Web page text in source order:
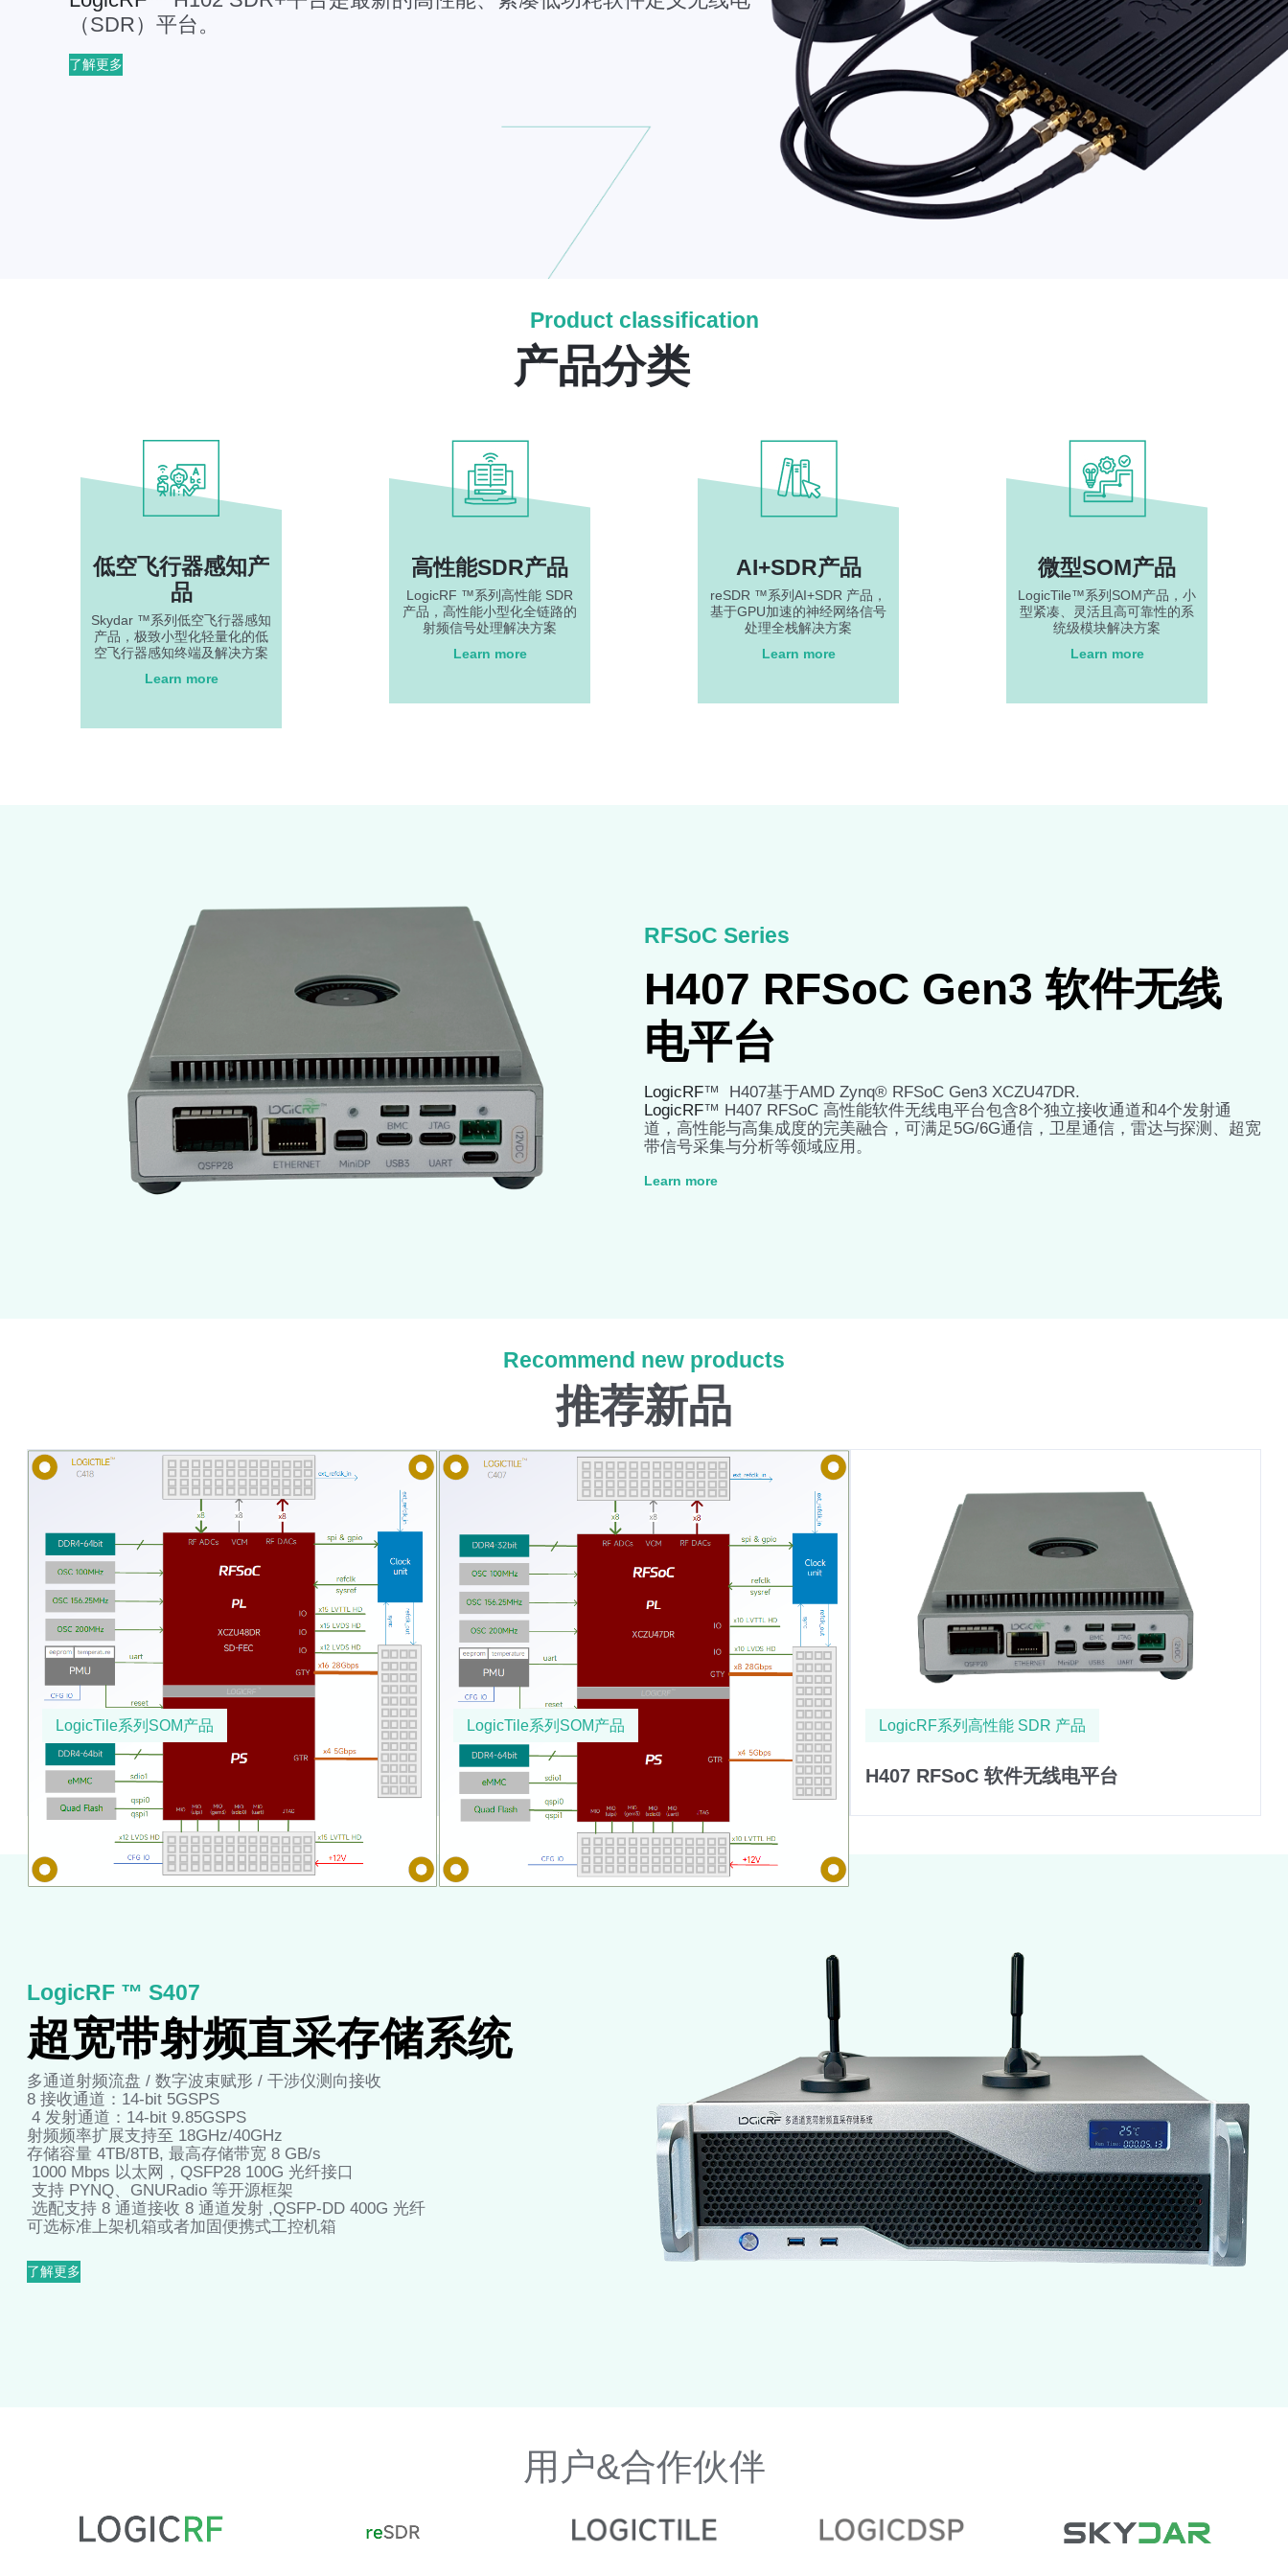
（SDR）平台。
了解更多
Product classification
产品分类
低空飞行器感知产
品
Skydar ™系列低空飞行器感知
产品，极致小型化轻量化的低
空飞行器感知终端及解决方案
Learn more
高性能SDR产品
LogicRF ™系列高性能 SDR
产品，高性能小型化全链路的
射频信号处理解决方案
Learn more
AI+SDR产品
reSDR ™系列AI+SDR 产品，
基于GPU加速的神经网络信号
处理全栈解决方案
Learn more
微型SOM产品
LogicTile™系列SOM产品，小
型紧凑、灵活且高可靠性的系
统级模块解决方案
Learn more
RFSoC Series
H407 RFSoC Gen3 软件无线
电平台
LogicRF™ H407基于AMD Zynq® RFSoC Gen3 XCZU47DR.
LogicRF™ H407 RFSoC 高性能软件无线电平台包含8个独立接收通道和4个发射通
道，高性能与高集成度的完美融合，可满足5G/6G通信，卫星通信，雷达与探测、超宽
带信号采集与分析等领域应用。
Learn more
Recommend new products
推荐新品
LogicTile系列SOM产品 LogicTile系列SOM产品 LogicRF系列高性能 SDR 产品
H407 RFSoC 软件无线电平台
LogicRF ™ S407
超宽带射频直采存储系统
多通道射频流盘 / 数字波束赋形 / 干涉仪测向接收
8 接收通道：14-bit 5GSPS
4 发射通道：14-bit 9.85GSPS
射频频率扩展支持至 18GHz/40GHz
存储容量 4TB/8TB, 最高存储带宽 8 GB/s
1000 Mbps 以太网，QSFP28 100G 光纤接口
支持 PYNQ、GNURadio 等开源框架
选配支持 8 通道接收 8 通道发射 ,QSFP-DD 400G 光纤
可选标准上架机箱或者加固便携式工控机箱
了解更多
用户&合作伙伴